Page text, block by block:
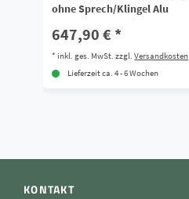
ohne Sprech/Klingel Alu
647,90 € *
*inkl. ges. MwSt. zzgl.Versandkosten
Lieferzeit ca. 4 - 6 Wochen
KONTAKT